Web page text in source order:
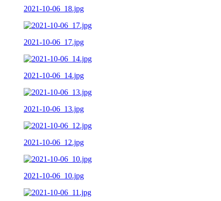
2021-10-06_18.jpg
2021-10-06_17.jpg
2021-10-06_14.jpg
2021-10-06_13.jpg
2021-10-06_12.jpg
2021-10-06_10.jpg